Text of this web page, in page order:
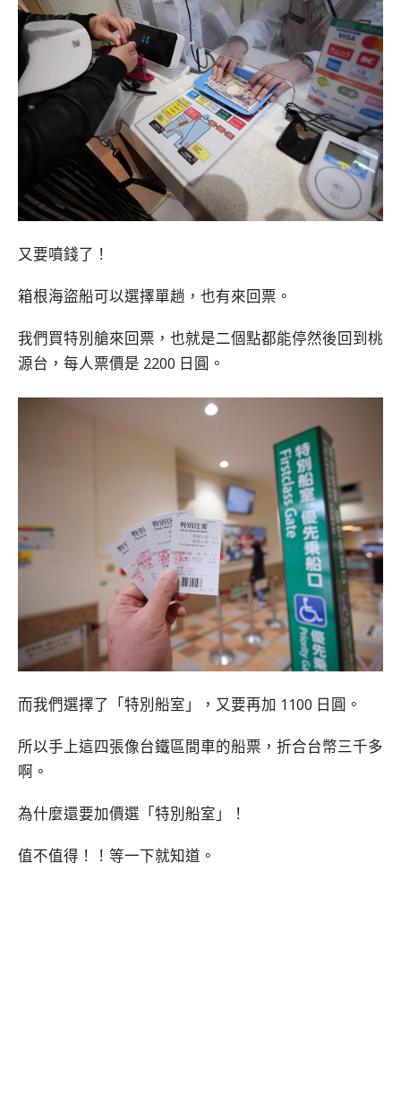
又要噴錢了！
箱根海盜船可以選擇單趟，也有來回票。
我們買特別艙來回票，也就是二個點都能停然後回到桃
源台，每人票價是 2200 日圓。
而我們選擇了「特別船室」，又要再加 1100 日圓。
所以手上這四張像台鐵區間車的船票，折合台幣三千多
啊。
為什麼還要加價選「特別船室」！
值不值得！！等一下就知道。